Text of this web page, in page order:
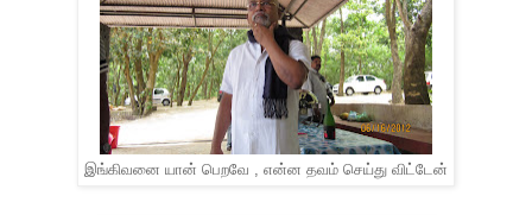
இங்கிவனை யான் பெறவே , என்ன தவம் செய்து விட்டேன்